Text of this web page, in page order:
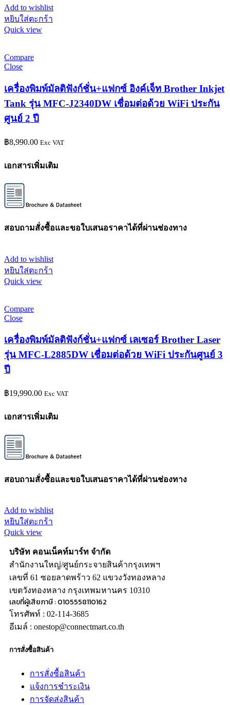
Add to wishlist
หยิบใส่ตะกร้า
Quick view
Compare
Close
เครื่องพิมพ์มัลติฟังก์ชั่น+แฟกซ์ อิงค์เจ็ท Brother Inkjet
Tank รุ่น MFC-J2340DW เชื่อมต่อด้วย WiFi ประกัน
ศูนย์ 2 ปี
฿8,990.00 Exc VAT
เอกสารเพิ่มเติม
สอบถามสั่งซื้อและขอใบเสนอราคาได้ที่ผ่านช่องทาง
Add to wishlist
หยิบใส่ตะกร้า
Quick view
Compare
Close
เครื่องพิมพ์มัลติฟังก์ชั่น+แฟกซ์ เลเซอร์ Brother Laser
รุ่น MFC-L2885DW เชื่อมต่อด้วย WiFi ประกันศูนย์ 3
ปี
฿19,990.00 Exc VAT
เอกสารเพิ่มเติม
สอบถามสั่งซื้อและขอใบเสนอราคาได้ที่ผ่านช่องทาง
Add to wishlist
หยิบใส่ตะกร้า
Quick view
บริษัท คอนเน็คท์มาร์ท จำกัด
สำนักงานใหญ่/ศูนย์กระจายสินค้ากรุงเทพฯ
เลขที่ 61 ซอยลาดพร้าว 62 แขวงวังทองหลาง
เขตวังทองหลาง กรุงเทพมหานคร 10310
เลขที่ผู้เสียภาษี : 0105558110162
โทรศัพท์ : 02-114-3685
อีเมล์ : onestop@connectmart.co.th
การสั่งซื้อสินค้า
การสั่งซื้อสินค้า
แจ้งการชำระเงิน
การจัดส่งสินค้า